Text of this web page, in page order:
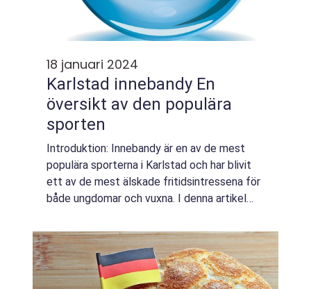
18 januari 2024
Karlstad innebandy En
översikt av den populära
sporten
Introduktion: Innebandy är en av de mest
populära sporterna i Karlstad och har blivit
ett av de mest älskade fritidsintressena för
både ungdomar och vuxna. I denna artikel
omfattande översikt om Karlstad innebandy,
in...